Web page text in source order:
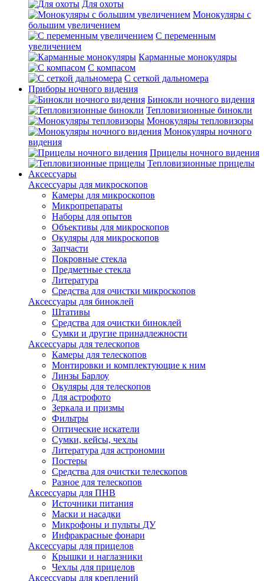
Для охоты
Монокуляры с
большим увеличением
С переменным
увеличением
Карманные монокуляры
С компасом
С сеткой дальномера
Приборы ночного видения
Бинокли ночного видения
Тепловизионные бинокли
Монокуляры тепловизоры
Монокуляры ночного
видения
Прицелы ночного видения
Тепловизионные прицелы
Аксессуары
Аксессуары для микроскопов
Камеры для микроскопов
Микропрепараты
Наборы для опытов
Объективы для микроскопов
Окуляры для микроскопов
Запчасти
Покровные стекла
Предметные стекла
Литература
Средства для очистки микроскопов
Аксессуары для биноклей
Штативы
Средства для очистки биноклей
Сумки и другие принадлежности
Аксессуары для телескопов
Камеры для телескопов
Монтировки и комплектующие к ним
Линзы Барлоу
Окуляры для телескопов
Для астрофото
Зеркала и призмы
Фильтры
Оптические искатели
Сумки, кейсы, чехлы
Литература для астрономии
Постеры
Средства для очистки телескопов
Разное для телескопов
Аксессуары для ПНВ
Источники питания
Маски и насадки
Микрофоны и пульты ДУ
Инфракрасные фонари
Аксессуары для прицелов
Крышки и наглазники
Чехлы для прицелов
Аксессуары для креплений